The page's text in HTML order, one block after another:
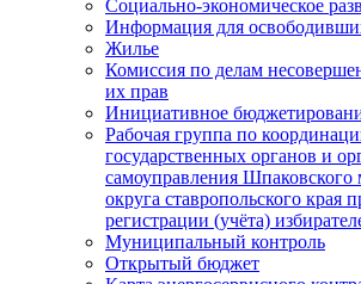
Социально-экономическое
Информация для
Жилье
Комиссия по делам
их прав
Инициативное
Рабочая группа по
государственных органов и
самоуправления
округа ставропольского края
регистрации (учёта)
Муниципальный контроль
Открытый бюджет